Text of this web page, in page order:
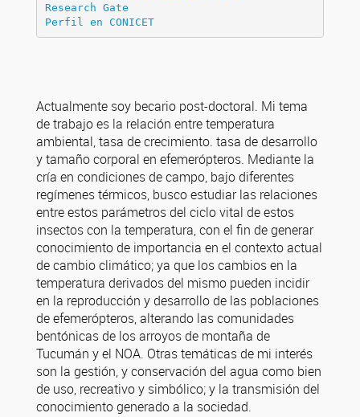
Research Gate
Perfil en CONICET
Actualmente soy becario post-doctoral. Mi tema
de trabajo es la relación entre temperatura
ambiental, tasa de crecimiento. tasa de desarrollo
y tamaño corporal en efemerópteros. Mediante la
cría en condiciones de campo, bajo diferentes
regímenes térmicos, busco estudiar las relaciones
entre estos parámetros del ciclo vital de estos
insectos con la temperatura, con el fin de generar
conocimiento de importancia en el contexto actual
de cambio climático; ya que los cambios en la
temperatura derivados del mismo pueden incidir
en la reproducción y desarrollo de las poblaciones
de efemerópteros, alterando las comunidades
bentónicas de los arroyos de montaña de
Tucumán y el NOA. Otras temáticas de mi interés
son la gestión, y conservación del agua como bien
de uso, recreativo y simbólico; y la transmisión del
conocimiento generado a la sociedad.